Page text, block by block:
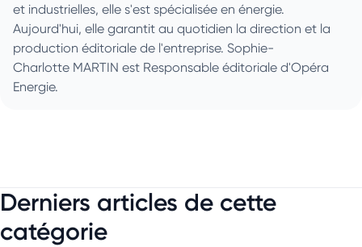
et industrielles, elle s'est spécialisée en énergie.
Aujourd'hui, elle garantit au quotidien la direction et la
production éditoriale de l'entreprise. Sophie-
Charlotte MARTIN est Responsable éditoriale d'Opéra
Energie.
Derniers articles de cette
catégorie